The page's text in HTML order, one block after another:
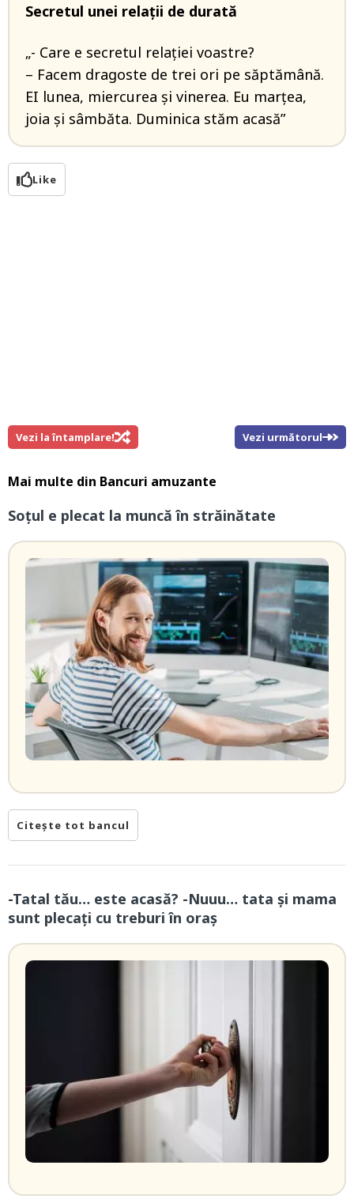
Secretul unei relații de durată
„- Care e secretul relației voastre?
– Facem dragoste de trei ori pe săptămână.
EI lunea, miercurea și vinerea. Eu marțea,
joia și sâmbăta. Duminica stăm acasă”
Like
Vezi la întamplare! Vezi următorul
Mai multe din Bancuri amuzante
Soțul e plecat la muncă în străinătate
Citește tot bancul
-Tatal tău… este acasă? -Nuuu… tata și mama
sunt plecați cu treburi în oraș